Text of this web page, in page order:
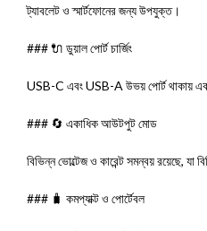
ট্যাবলেট ও স্মার্টফোনের জন্য উপযুক্ত।
### 🔌 ডুয়াল পোর্ট চার্জিং
USB-C এবং USB-A উভয় পোর্ট থাকায়
### 🔄 একাধিক আউটপুট মোড
বিভিন্ন ভোল্টেজ ও কারেন্ট সমন্বয় রয়েছে, যা
### 🧳 কমপ্যাক্ট ও পোর্টেবল